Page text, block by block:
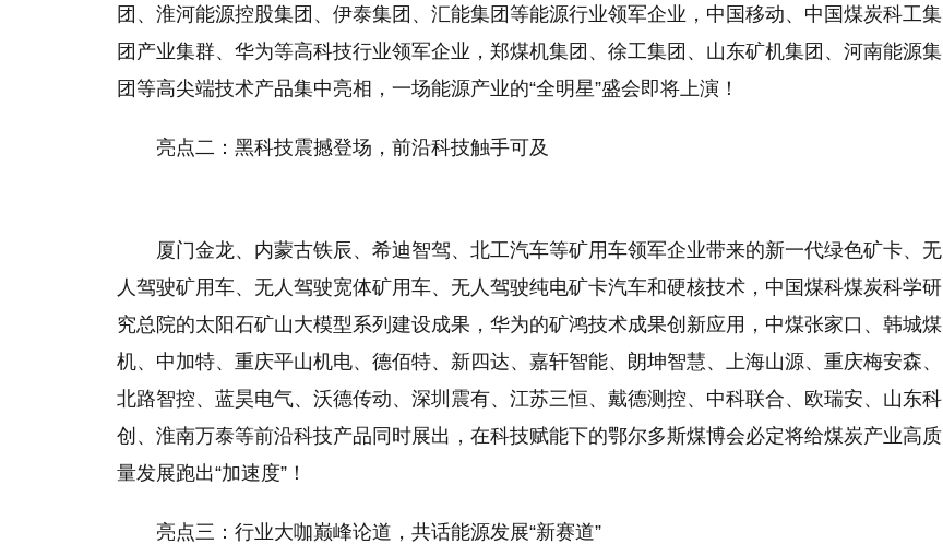
团、淮河能源控股集团、伊泰集团、汇能集团等能源行业领军企业，中国移动、中国煤炭科工集
团产业集群、华为等高科技行业领军企业，郑煤机集团、徐工集团、山东矿机集团、河南能源集
团等高尖端技术产品集中亮相，一场能源产业的“全明星”盛会即将上演！
亮点二：黑科技震撼登场，前沿科技触手可及
厦门金龙、内蒙古铁辰、希迪智驾、北工汽车等矿用车领军企业带来的新一代绿色矿卡、无
人驾驶矿用车、无人驾驶宽体矿用车、无人驾驶纯电矿卡汽车和硬核技术，中国煤科煤炭科学研
究总院的太阳石矿山大模型系列建设成果，华为的矿鸿技术成果创新应用，中煤张家口、韩城煤
机、中加特、重庆平山机电、德佰特、新四达、嘉轩智能、朗坤智慧、上海山源、重庆梅安森、
北路智控、蓝昊电气、沃德传动、深圳震有、江苏三恒、戴德测控、中科联合、欧瑞安、山东科
创、淮南万泰等前沿科技产品同时展出，在科技赋能下的鄂尔多斯煤博会必定将给煤炭产业高质
量发展跑出“加速度”！
亮点三：行业大咖巅峰论道，共话能源发展“新赛道”